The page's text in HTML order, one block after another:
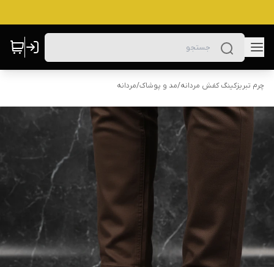
چرم تبریزکینگ کفش مردانه/مد و پوشاک/مردانه